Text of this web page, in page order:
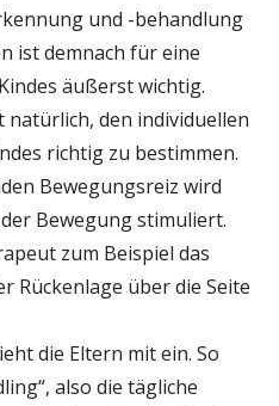
und -behandlung
ist demnach für eine
äußerst wichtig.
den individuellen
richtig zu bestimmen.
Bewegungsreiz wird
Bewegung stimuliert.
zum Beispiel das
Rückenlage über die Seite
die Eltern mit ein. So
also die tägliche